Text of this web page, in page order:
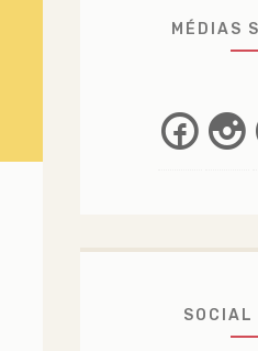
MÉDIAS
SOCIAL